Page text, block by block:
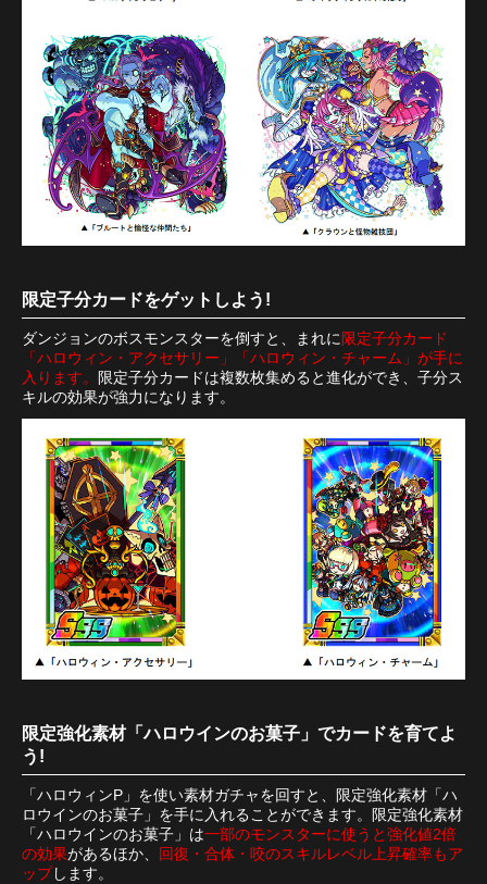
限定子分カードをゲットしよう!
ダンジョンのボスモンスターを倒すと、まれに限定子分カード
「ハロウィン・アクセサリー」「ハロウィン・チャーム」が手に
入ります。
限定子分カードは複数枚集めると進化ができ、子分ス
キルの効果が強力になります。
限定強化素材「ハロウインのお菓子」でカードを育てよ
う!
「ハロウィンP」を使い素材ガチャを回すと、限定強化素材「ハ
ロウインのお菓子」を手に入れることができます。限定強化素材
「ハロウインのお菓子」は一部のモンスターに使うと強化値2倍
の効果があるほか、 回復・合体・咬のスキルレベル上昇確率もア
ップします。